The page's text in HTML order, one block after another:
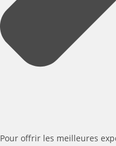
Pour offrir les meilleures